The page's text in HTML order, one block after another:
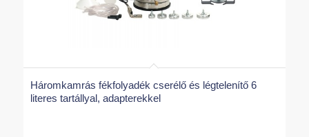
Háromkamrás fékfolyadék cserélő és légtelenítő 6
literes tartállyal, adapterekkel